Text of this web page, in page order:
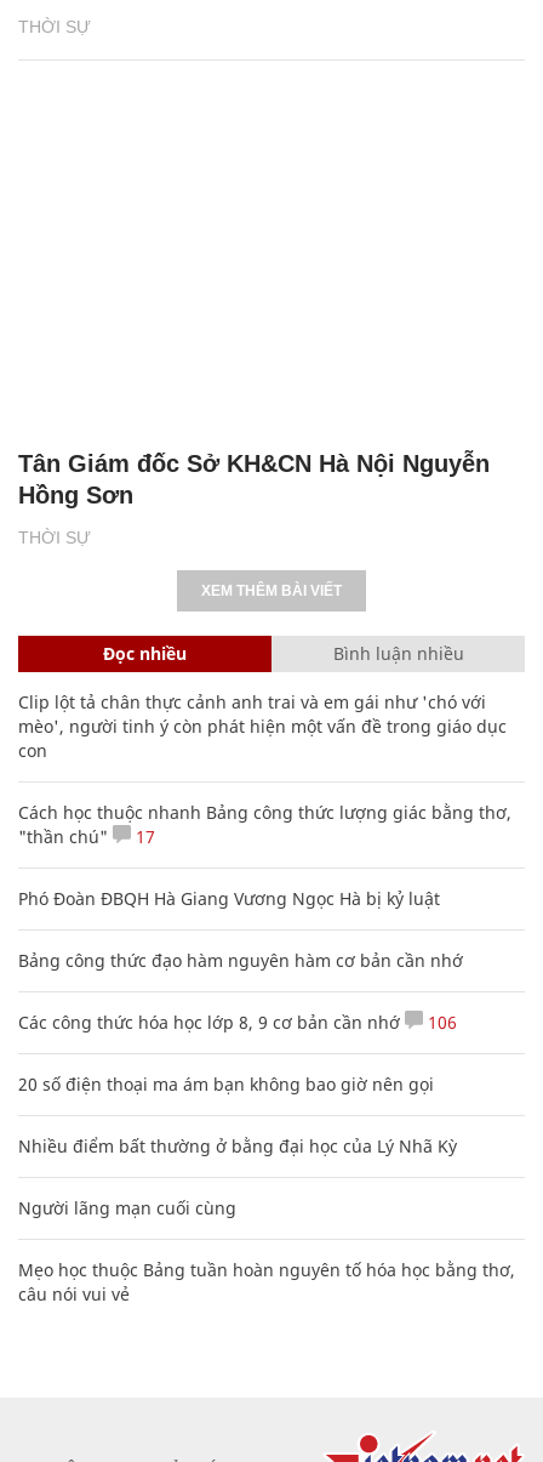
THỜI SỰ
THỜI SỰ
Tân Giám đốc Sở KH&CN Hà Nội Nguyễn
Hồng Sơn
XEM THÊM BÀI VIẾT
Đọc nhiều Bình luận nhiều
Clip lột tả chân thực cảnh anh trai và em gái như 'chó với
mèo', người tinh ý còn phát hiện một vấn đề trong giáo dục
con
Cách học thuộc nhanh Bảng công thức lượng giác bằng thơ,
"thần chú"
17
Phó Đoàn ĐBQH Hà Giang Vương Ngọc Hà bị kỷ luật
Bảng công thức đạo hàm nguyên hàm cơ bản cần nhớ
Các công thức hóa học lớp 8, 9 cơ bản cần nhớ 106
20 số điện thoại ma ám bạn không bao giờ nên gọi
Nhiều điểm bất thường ở bằng đại học của Lý Nhã Kỳ
Người lãng mạn cuối cùng
Mẹo học thuộc Bảng tuần hoàn nguyên tố hóa học bằng thơ,
câu nói vui vẻ